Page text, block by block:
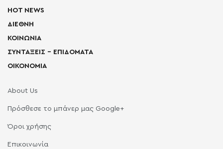
HOT NEWS
ΔΙΕΘΝΗ
ΚΟΙΝΩΝΙΑ
ΣΥΝΤΑΞΕΙΣ – ΕΠΙΔΟΜΑΤΑ
ΟΙΚΟΝΟΜΙΑ
About Us
Πρόσθεσε το μπάνερ μας Google+
Όροι χρήσης
Επικοινωνία